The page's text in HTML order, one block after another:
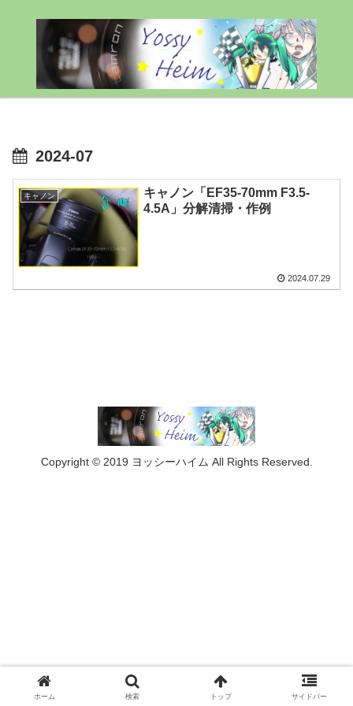
2024-07
キャノン
キャノン「EF35-70mm F3.5-
4.5A」分解清掃・作例
2024.07.29
Copyright © 2019 ヨッシーハイム All Rights Reserved.
ホーム 検索 トップ サイドバー